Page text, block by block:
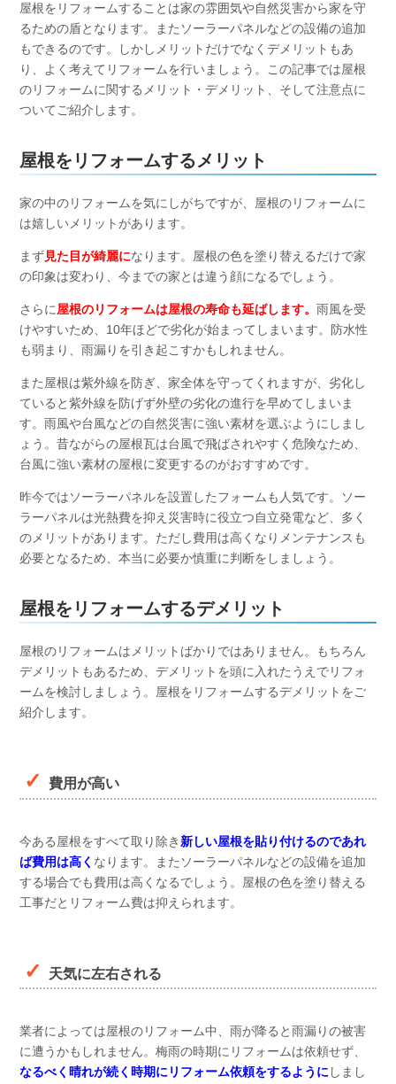
屋根をリフォームすることは家の雰囲気や自然災害から家を守
るための盾となります。またソーラーパネルなどの設備の追加
もできるのです。しかしメリットだけでなくデメリットもあ
り、よく考えてリフォームを行いましょう。この記事では屋根
のリフォームに関するメリット・デメリット、そして注意点に
ついてご紹介します。
屋根をリフォームするメリット
家の中のリフォームを気にしがちですが、屋根のリフォームに
は嬉しいメリットがあります。
まず見た目が綺麗になります。屋根の色を塗り替えるだけで家
の印象は変わり、今までの家とは違う顔になるでしょう。
さらに屋根のリフォームは屋根の寿命も延ばします。 雨風を受
けやすいため、10年ほどで劣化が始まってしまいます。防水性
も弱まり、雨漏りを引き起こすかもしれません。
また屋根は紫外線を防ぎ、家全体を守ってくれますが、劣化し
ていると紫外線を防げず外壁の劣化の進行を早めてしまいま
す。雨風や台風などの自然災害に強い素材を選ぶようにしまし
ょう。昔ながらの屋根瓦は台風で飛ばされやすく危険なため、
台風に強い素材の屋根に変更するのがおすすめです。
昨今ではソーラーパネルを設置したフォームも人気です。ソー
ラーパネルは光熱費を抑え災害時に役立つ自立発電など、多く
のメリットがあります。ただし費用は高くなりメンテナンスも
必要となるため、本当に必要か慎重に判断をしましょう。
屋根をリフォームするデメリット
屋根のリフォームはメリットばかりではありません。もちろん
デメリットもあるため、デメリットを頭に入れたうえでリフォ
ームを検討しましょう。屋根をリフォームするデメリットをご
紹介します。
費用が高い
今ある屋根をすべて取り除き 新しい屋根を貼り付けるのであれ
ば費用は高く なります。またソーラーパネルなどの設備を追加
する場合でも費用は高くなるでしょう。屋根の色を塗り替える
工事だとリフォーム費は抑えられます。
天気に左右される
業者によっては屋根のリフォーム中、雨が降ると雨漏りの被害
に遭うかもしれません。梅雨の時期にリフォームは依頼せず、
なるべく晴れが続く時期にリフォーム依頼をするようにしまし